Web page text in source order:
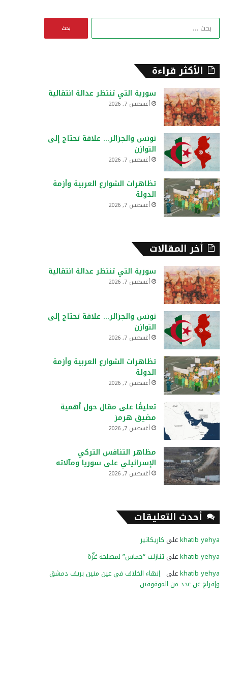
ا
:
الأكثر قراءة
سورية التي تنتظر عدالة انتقالية
أغسطس 7, 2026
تونس والجزائر… علاقة تحتاج إلى
التوازن
أغسطس 7, 2026
تظاهرات الشوارع العربية وأزمة
الدولة
أغسطس 7, 2026
أخر المقالات
سورية التي تنتظر عدالة انتقالية
أغسطس 7, 2026
تونس والجزائر… علاقة تحتاج إلى
التوازن
أغسطس 7, 2026
تظاهرات الشوارع العربية وأزمة
الدولة
أغسطس 7, 2026
تعليقًا على مقال حول أهمية
مضيق هرمز
أغسطس 7, 2026
مظاهر التنافس التركي
الإسرائيلي على سوريا ومآلاته
أغسطس 7, 2026
أحدث التعليقات
khatib yehyaعلى كاريكاتير
khatib yehyaعلى تنازلت “حماس” لمصلحة غزّة
khatib yehyaعلى إنهاء الخلاف في عين منين بريف دمشق
وإفراج عن عدد من الموقوفين